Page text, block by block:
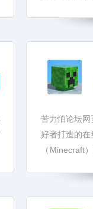
苦力怕论坛
好者打造的在
（Minecraft